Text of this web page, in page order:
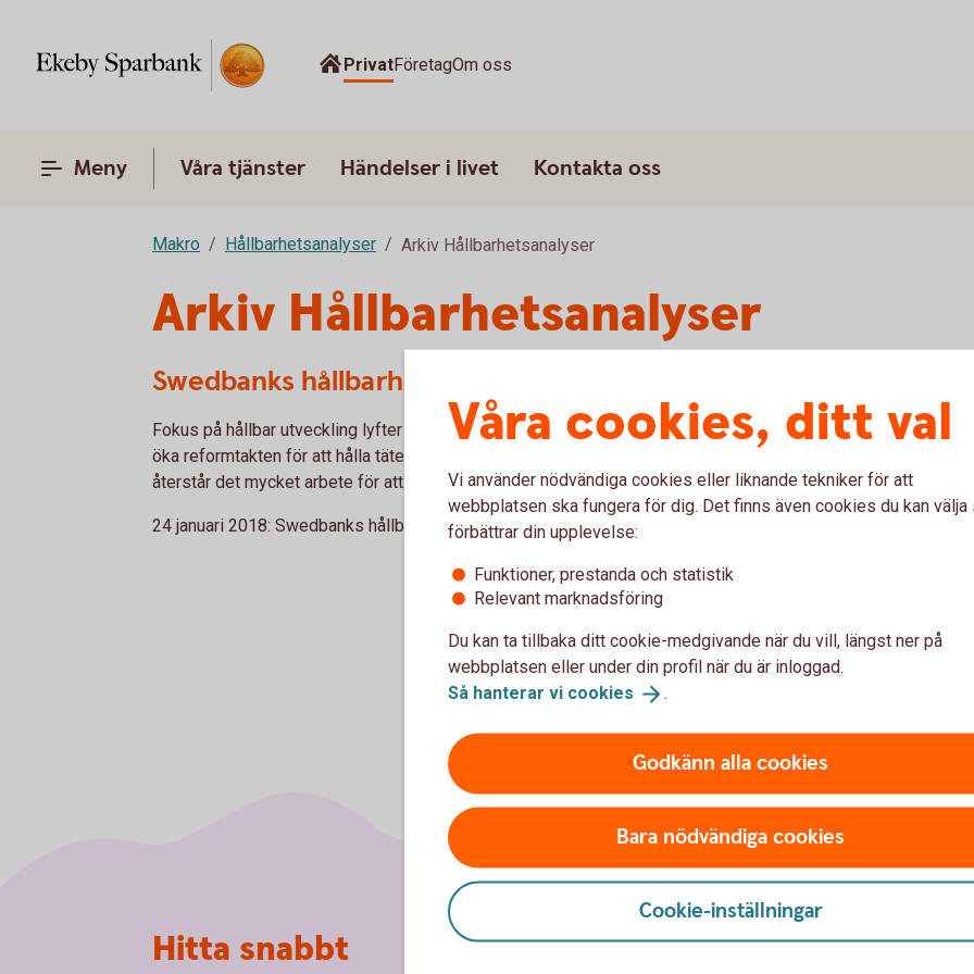
PrivatFöretagOm oss
Meny Våra tjänster Händelser i livet Kontakta oss
Makro Hållbarhetsanalyser Arkiv Hållbarhetsanalyser
Arkiv Hållbarhetsanalyser
Swedbanks hållbarhetsindikatorer: mot målen i Agenda 2030
Fokus på hållbar utveckling lyfter fram affärsmöjligheter och belyser risker. Sverige bör
öka reformtakten för att hålla täten bland ledarna i Europa. För de baltiska länderna
återstår det mycket arbete för att komma ikapp.
24 januari 2018: Swedbanks hållbarhetsindikatorer: mot målen i Agenda 2030
Våra cookies, ditt val
Vi använder nödvändiga cookies eller liknande tekniker för att
webbplatsen ska fungera för dig. Det finns även cookies du kan välja
förbättrar din upplevelse:
Funktioner, prestanda och statistik
Relevant marknadsföring
Du kan ta tillbaka ditt cookie-medgivande när du vill, längst ner på
webbplatsen eller under din profil när du är inloggad.
Så hanterar vi cookies .
Godkänn alla cookies
Bara nödvändiga cookies
Cookie-inställningar
Hitta snabbt Om oss
Säkerhet och